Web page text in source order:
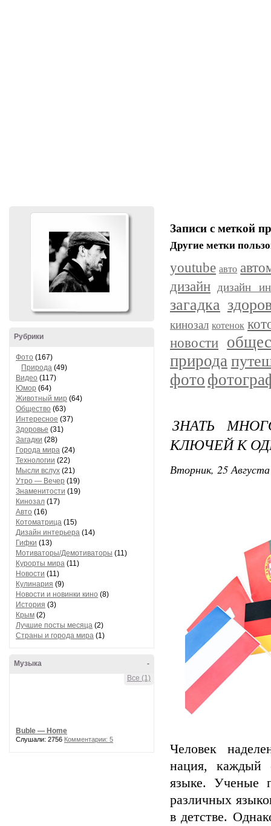
Рубрики
Фото (167)
Природа (49)
Видео (117)
Юмор (64)
Животный мир (64)
Общество (63)
Интересное (37)
Здоровье (31)
Загадки (28)
Города мира (24)
Технологии (22)
Мысли вслух (21)
Утро — Вечер (19)
Знаменитости (19)
Кинозал (17)
Авто (16)
Котоматрица (15)
Дизайн интерьера (14)
Гифки (13)
Мотиваторы/Демотиваторы (11)
Курорты мира (11)
Новости (11)
Кулинария (9)
Новости и новинки кино (8)
История (3)
Крым (2)
Лучшие посты месяца (2)
Страны и города мира (1)
-
Музыка
Все (1)
Buble — Home
Слушали: 2756 Комментарии: 5
Записи с меткой
Другие метки
youtube авто
дизайн дизайн
загадка
кинозал котенок
новости
природа
фото
ЗНАТЬ
КЛЮЧЕЙ К
Вторник, 25
Человек
нация, каждый
языке. Ученые
различных
в детстве.